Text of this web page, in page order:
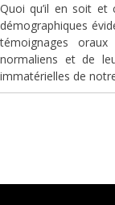
Quoi qu’il en soit et
démographiques
témoignages
normaliens et de
immatérielles de